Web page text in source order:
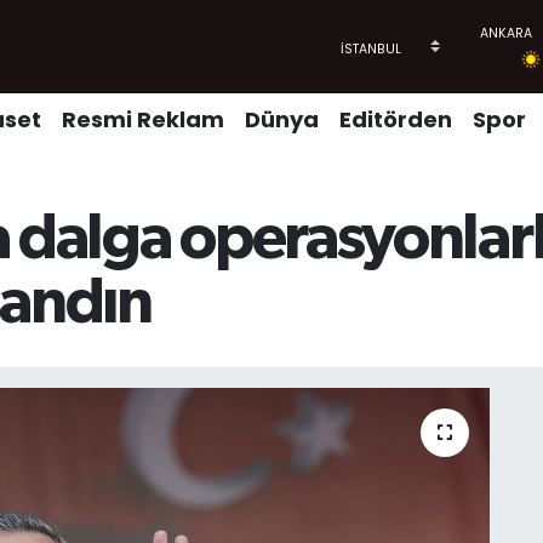
Resmi Reklam Dünya Editörden Spor
dalga